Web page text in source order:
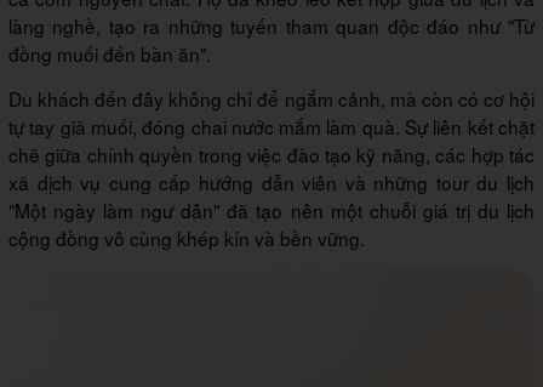
làng nghề, tạo ra những tuyến tham quan độc đáo như "Từ
đồng muối đến bàn ăn".
Du khách đến đây không chỉ để ngắm cảnh, mà còn có cơ hội
tự tay giã muối, đóng chai nước mắm làm quà. Sự liên kết chặt
chẽ giữa chính quyền trong việc đào tạo kỹ năng, các hợp tác
xã dịch vụ cung cấp hướng dẫn viên và những tour du lịch
"Một ngày làm ngư dân" đã tạo nên một chuỗi giá trị du lịch
cộng đồng vô cùng khép kín và bền vững.